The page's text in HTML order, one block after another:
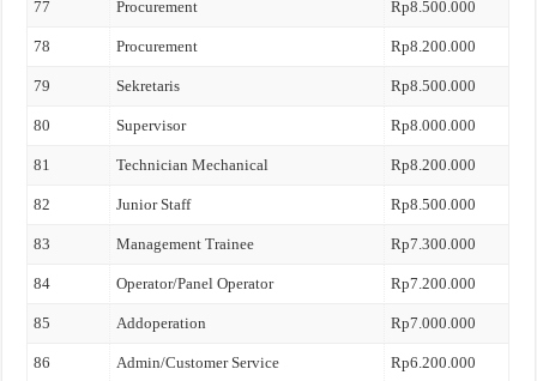
77 Procurement Rp8.500.000
78 Procurement Rp8.200.000
79 Sekretaris Rp8.500.000
80 Supervisor Rp8.000.000
81 Technician Mechanical Rp8.200.000
82 Junior Staff Rp8.500.000
83 Management Trainee Rp7.300.000
84 Operator/Panel Operator Rp7.200.000
85 Addoperation Rp7.000.000
86 Admin/Customer Service Rp6.200.000